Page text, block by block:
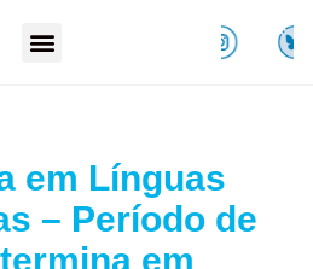
em Línguas
– Período de
em